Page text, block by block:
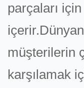
parçaları
müşterilerin
karşılamak